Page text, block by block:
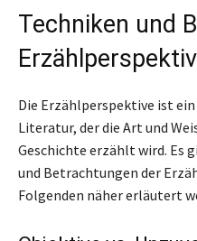
Techniken und
Die Erzählperspektive ist
Literatur, der die Art und
Geschichte erzählt wird. Es
und Betrachtungen der
Folgenden näher erläutert